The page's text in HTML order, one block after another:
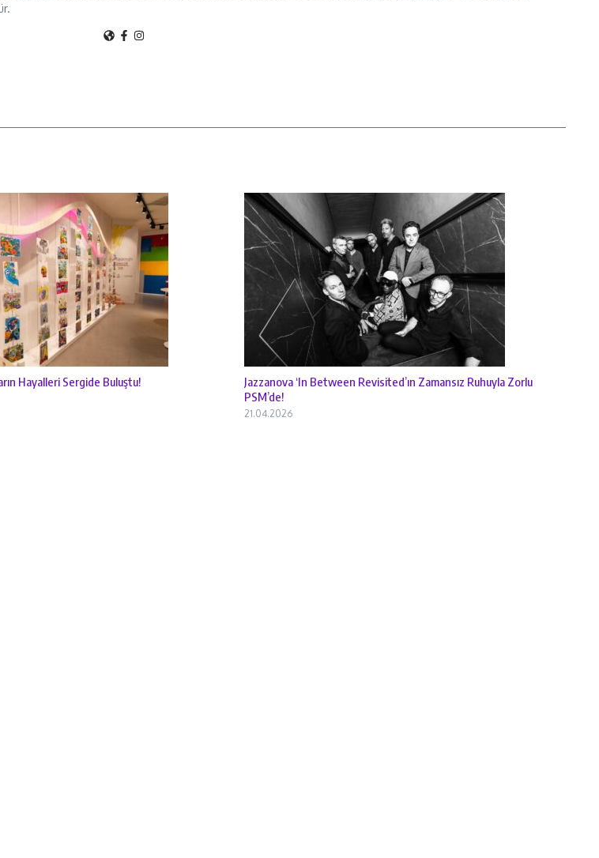
Hayalleri Sergide Buluştu!
Jazzanova ‘In Between Revisited’ın Zamansız Ruhuyla Zorlu
PSM’de!
21.04.2026